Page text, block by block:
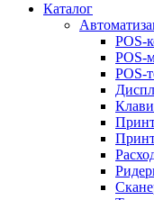
Каталог
POS-
POS-
POS-